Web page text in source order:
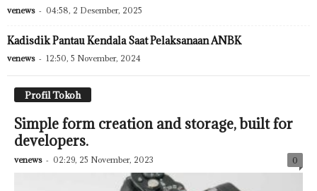
venews - 04:58, 2 Desember, 2025
Kadisdik Pantau Kendala Saat Pelaksanaan ANBK
venews - 12:50, 5 November, 2024
Profil Tokoh
Simple form creation and storage, built for
developers.
venews - 02:29, 25 November, 2023 0